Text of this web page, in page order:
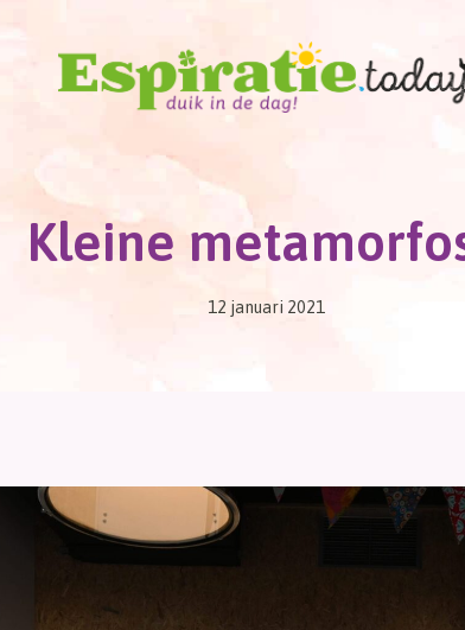
Kleine
12 januari 2021